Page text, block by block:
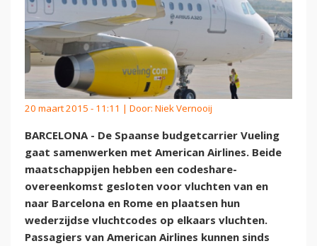
20 maart 2015 - 11:11 | Door: Niek Vernooij
BARCELONA - De Spaanse budgetcarrier Vueling
gaat samenwerken met American Airlines. Beide
maatschappijen hebben een codeshare-
overeenkomst gesloten voor vluchten van en
naar Barcelona en Rome en plaatsen hun
wederzijdse vluchtcodes op elkaars vluchten.
Passagiers van American Airlines kunnen sinds